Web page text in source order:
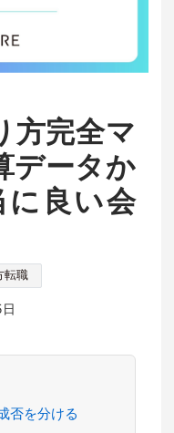
方完全マ
データか
に良い会
転職
否を分ける